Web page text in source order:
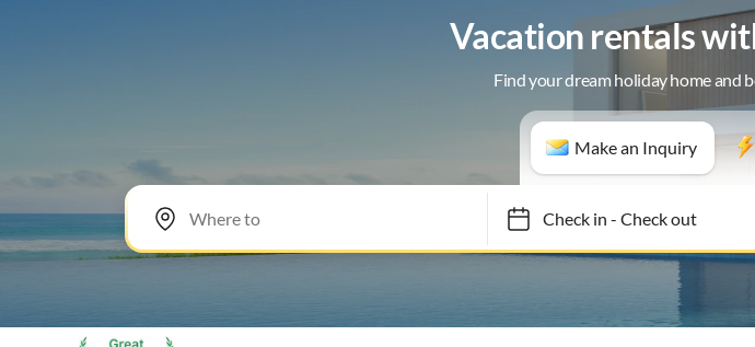
Vacation rentals
Find your dream holiday home and
Make an Inquiry
Check in- Check out